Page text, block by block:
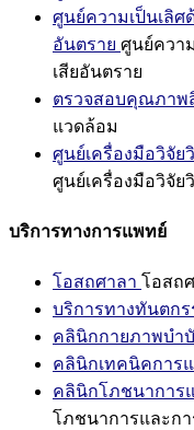
ศูนย์ความเป็นเลิศ
อันตราย ศูนย์ควา
เสียอันตราย
ตรวจสอบคุณภาพ
แวดล้อม
ศูนย์เครื่องมือวิจัย
ศูนย์เครื่องมือวิจัย
บริการทางการแพทย์
โอสถศาลา โอสถ
บริการทางทันตกร
คลินิกกายภาพบำ
คลินิกเทคนิคการ
คลินิกโภชนาการ
โภชนาการและก